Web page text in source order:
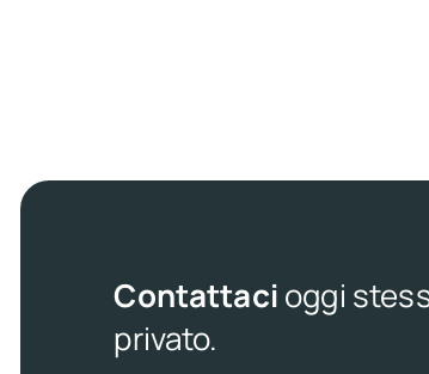
Contattacioggi
privato.